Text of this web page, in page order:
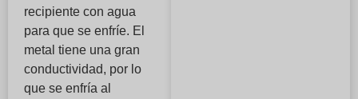
recipiente con agua
para que se enfríe. El
metal tiene una gran
conductividad, por lo
que se enfría al